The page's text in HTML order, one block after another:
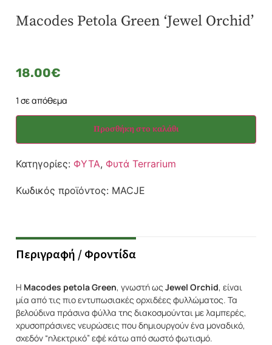
Macodes Petola Green ‘Jewel Orchid’
18.00€
1 σε απόθεμα
Προσθήκη στο καλάθι
Κατηγορίες: ΦΥΤΑ, Φυτά Terrarium
Κωδικός προϊόντος: MACJE
Περιγραφή / Φροντίδα
Η Macodes petola Green, γνωστή ως Jewel Orchid, είναι
μία από τις πιο εντυπωσιακές ορχιδέες φυλλώματος. Τα
βελούδινα πράσινα φύλλα της διακοσμούνται με λαμπερές,
χρυσοπράσινες νευρώσεις που δημιουργούν ένα μοναδικό,
σχεδόν “ηλεκτρικό” εφέ κάτω από σωστό φωτισμό.